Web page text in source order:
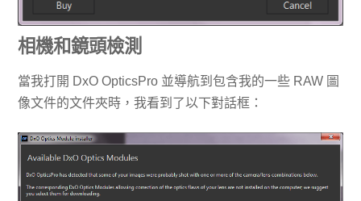
相機和鏡頭檢測
當我打開 DxO OpticsPro 並導航到包含我的一些 RAW 圖
像文件的文件夾時，我看到了以下對話框：